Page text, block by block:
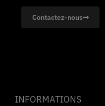
Contactez-nous
INFORMATIONS